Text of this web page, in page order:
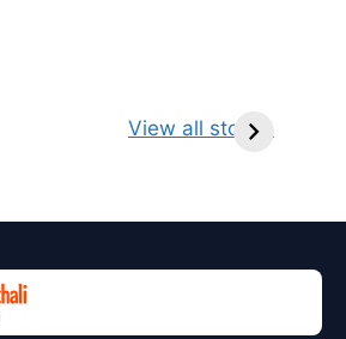
View all stories
ज्योतिर्लिंग | नाम,